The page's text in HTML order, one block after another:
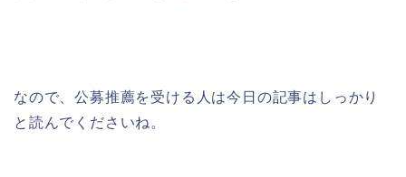
なので、公募推薦を受ける人は今日の記事はしっかり
と読んでくださいね。